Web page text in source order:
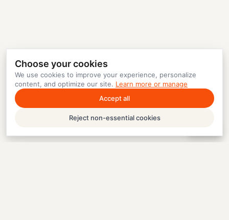
Choose your cookies
We use cookies to improve your experience, personalize
content, and optimize our site. Learn more or manage
Accept all
Reject non-essential cookies